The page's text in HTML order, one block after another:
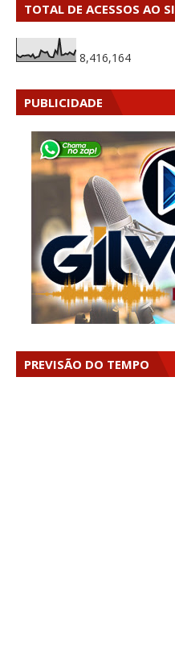
TOTAL DE ACESSOS AO
8,416,164
PUBLICIDADE
PREVISÃO DO TEMPO